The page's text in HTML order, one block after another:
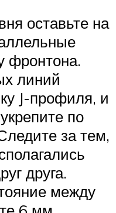
оставьте на
фронтона.
линий
J-профиля, и
по
за тем,
друга.
между